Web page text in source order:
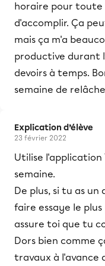
horaire pour toute
d'accomplir. Ça
mais ça m'a
productive durant
devoirs à temps.
semaine de
Explication d’élève
23 février 2022
Utilise
semaine.
De plus, si tu as
faire essaye le plus
assure toi que tu
Dors bien comme
travaux à l'avance